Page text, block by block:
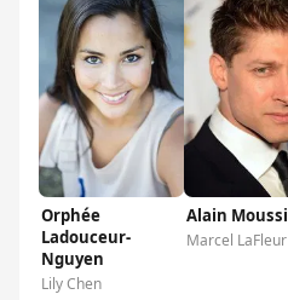
Orphée
Ladouceur-
Nguyen
Lily Chen
Alain Moussi
Marcel LaFleur